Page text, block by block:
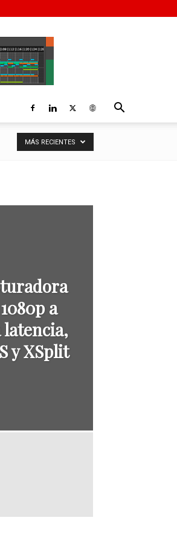
MÁS RECIENTES
a
latencia,
y XSplit